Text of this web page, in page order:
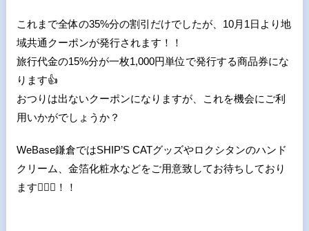
これまで全体の35%分の割引だけでしたが、10月1日より地
域共通クーポンが発行されます！！
旅行代金の15%分が一枚1,000円単位で発行する商品券にな
ります👍
おつりは出ないクーポンになりますが、これを機会にご利
用いかがでしょうか？
WeBase鎌倉ではSHIP’S CATグッズやロクシタンのハンド
クリーム、金箔化粧水などをご用意致してお待ちしており
ます💁🏻 ！！